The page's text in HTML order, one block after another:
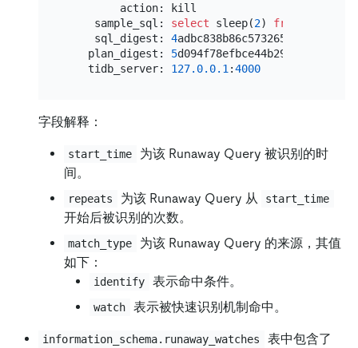
         action: kill
     sample_sql:
select sleep(2) from
     sql_digest:
4
    plan_digest:
5
    tidb_server:
127.0.0.1 :4000
字段解释：
start_time
为该 Runaway Query 被识别的时
间。
repeats 为该 Runaway Query 从 start_time
开始后被识别的次数。
match_type
为该 Runaway Query 的来源，其值
如下：
identify 表示命中条件。
watch 表示被快速识别机制命中。
information_schema.runaway_watches
表中包含了